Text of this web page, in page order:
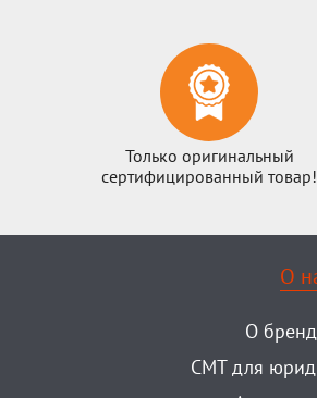
Только оригинальный
сертифицированный товар!
О
О
CMT для